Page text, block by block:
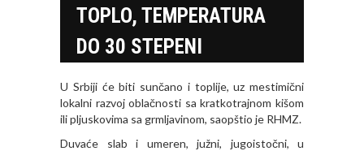
TOPLO, TEMPERATURA
DO 30 STEPENI
U Srbiji će biti sunčano i toplije, uz mestimični
lokalni razvoj oblačnosti sa kratkotrajnom kišom
ili pljuskovima sa grmljavinom, saopštio je RHMZ.
Duvaće slab i umeren, južni, jugoistočni, u